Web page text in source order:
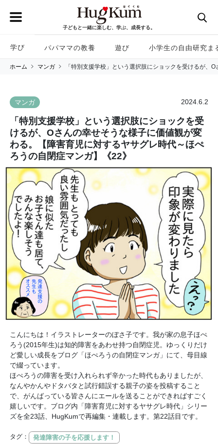
子どもと一緒に楽しむ、学ぶ、成長する。
学び パパママの教養 遊び 小学生の自由研究ま
ホーム マンガ 「特別支援学校」という選択肢にショックを受けるが
マンガ 2024.6.2
「特別支援学校」という選択肢にショックを受
けるが、Oさんの幸せそうな様子に価値観が変
わる。【障害育児に対するヤサグレ時代～ほぺ
ろうの自閉症マンガ】《22》
こんにちは！イラストレーターのぼさ子です。我が家の息子ほぺ
ろう(2015年生)は知的障害をあわせ持つ自閉症児。ゆっくりだけ
ど愛しい成長をブログ「ほぺろうの自閉症マンガ」にて、母目線
で綴っています。
ほぺろうの障害を受け入れられず辛かった時代もありましたが、
なんやかんやドタバタと試行錯誤する親子の姿を投稿すること
で、がんばっている皆さんにエールを送ることができればすごく
嬉しいです。ブログ内「障害育児に対するヤサグレ時代」シリー
ズを全23話、HugKumで再編集・連載します。第22話目です。
タグ： 発達障害の子を応援します！